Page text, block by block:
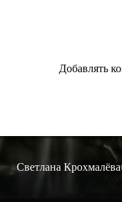
Добавлять
Светлана